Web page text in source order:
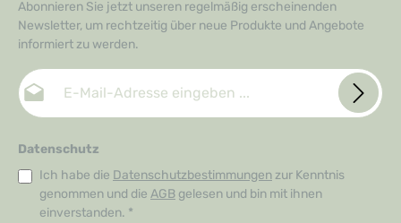
Abonnieren Sie jetzt unseren regelmäßig erscheinenden
Newsletter, um rechtzeitig über neue Produkte und Angebote
informiert zu werden.
E-Mail-Adresse*
Datenschutz
Ich habe die Datenschutzbestimmungen zur Kenntnis
genommen und die AGB gelesen und bin mit ihnen
einverstanden. *